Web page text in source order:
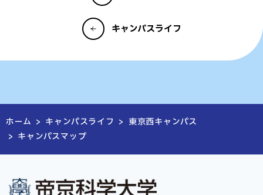
キャンパスライフ
ホーム > キャンパスライフ > 東京西キャンパス
> キャンパスマップ